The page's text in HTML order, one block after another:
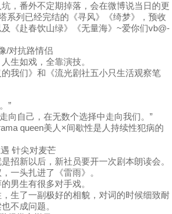
坑，番外不定期掉落，会在微博说当日的更
系列已经完结的《寻风》《绮梦》，预收
《赴春饮山绿》《无量海》~爱你们vb@-
/对抗路情侣
生如戏，全靠演技。
我们》和《流光剧社五小只生活观察笔
”
向自己，在无数个选择中走向我们。”
queen美人×间歇性是人持续性犯病的
针尖对麦芒
招新以后，新社员要开一次剧本朗读会。
一头扎进了《雷雨》。
男生有很多对手戏。
生了一副极好的相貌，对词的时候细致耐
不成问题。